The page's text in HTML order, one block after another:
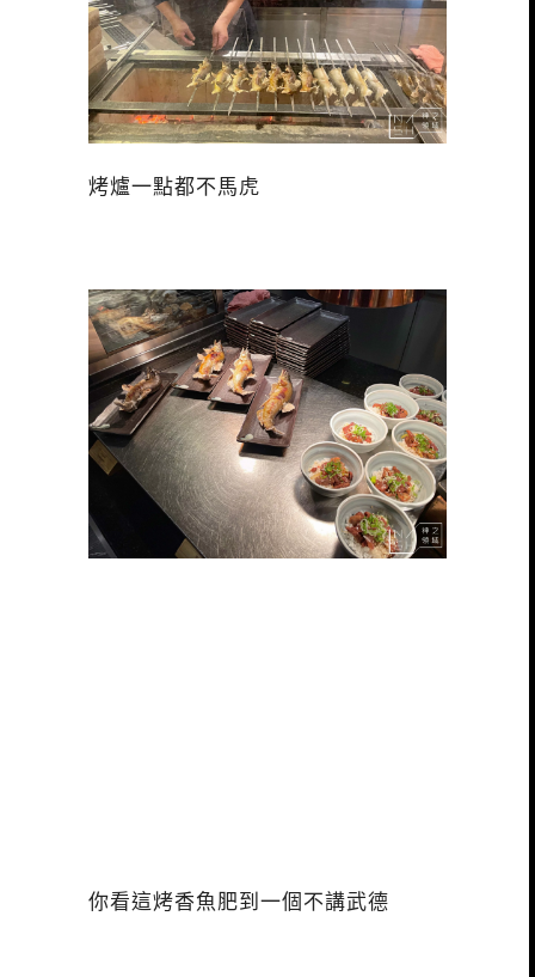
烤爐一點都不馬虎
你看這烤香魚肥到一個不講武德